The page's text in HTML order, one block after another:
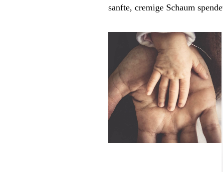
sanfte, cremige Schaum